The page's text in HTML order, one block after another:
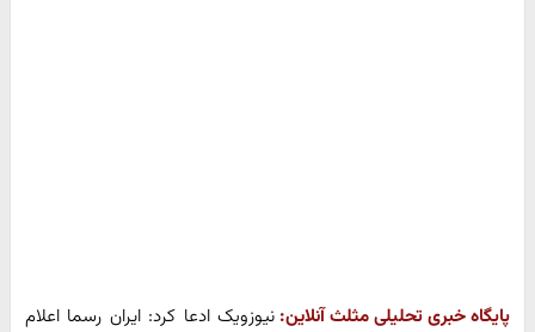
پایگاه خبری تحلیلی مثلث آنلاین: نیوزویک ادعا کرد: ایران رسما اعلام